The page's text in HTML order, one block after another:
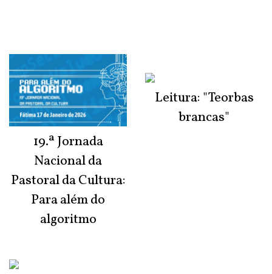
19.ª Jornada
Nacional da
Pastoral da Cultura:
Para além do
algoritmo
Leitura: "Teorbas
brancas"